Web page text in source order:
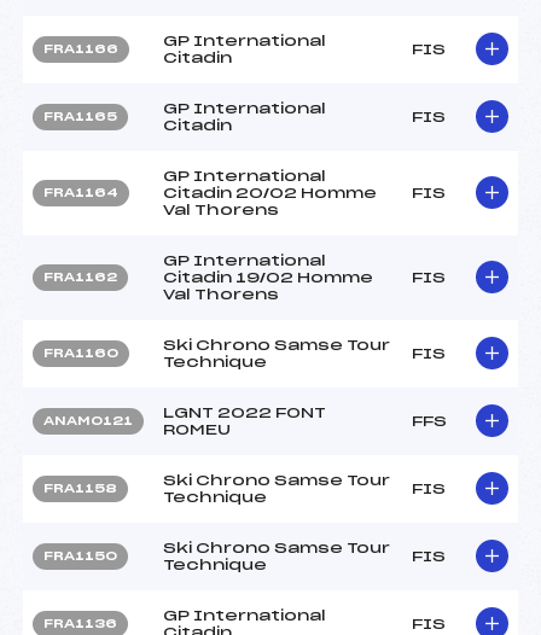
FRA1166
GP International
Citadin
FIS
FRA1165
GP International
Citadin
FIS
FRA1164
GP International
Citadin 20/02 Homme
Val Thorens
FIS
FRA1162
GP International
Citadin 19/02 Homme
Val Thorens
FIS
FRA1160
Ski Chrono Samse Tour
Technique
FIS
ANAM0121
LGNT 2022 FONT
ROMEU
FFS
FRA1158
Ski Chrono Samse Tour
Technique
FIS
FRA1150
Ski Chrono Samse Tour
Technique
FIS
FRA1136
GP International
Citadin
FIS